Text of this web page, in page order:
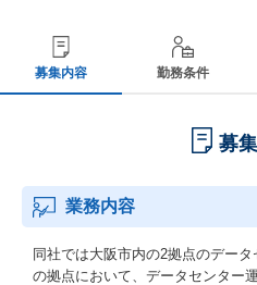
募集内容 勤務条件
募
業務内容
同社では大阪市内の2拠点のデー
の拠点において、データセンター